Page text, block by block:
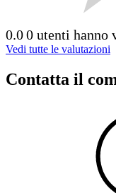
0.00 utenti hanno
Vedi tutte le valutazioni
Contatta il